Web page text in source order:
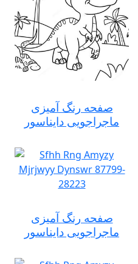
صفحه رنگ آمیزی
ماجراجویی دایناسور
صفحه رنگ آمیزی
ماجراجویی دایناسور